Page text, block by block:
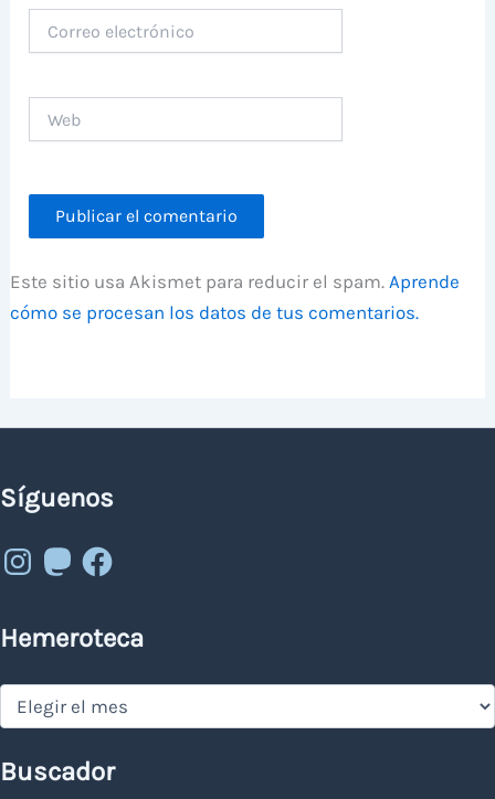
electrónico
Este sitio usa Akismet para reducir el spam.Aprende
cómo se procesan los datos de tus comentarios.
Síguenos
Instagram
MastodonFacebook
Hemeroteca
Hemeroteca
Buscador